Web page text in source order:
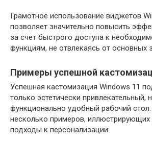
Грамотное использование виджетов
позволяет значительно повысить
за счет быстрого доступа к
функциям, не отвлекаясь от основных
Примеры успешной
Успешная кастомизация Windows 11
только эстетически привлекательный,
функционально удобный рабочий
несколько примеров, иллюстрирующих
подходы к персонализации: